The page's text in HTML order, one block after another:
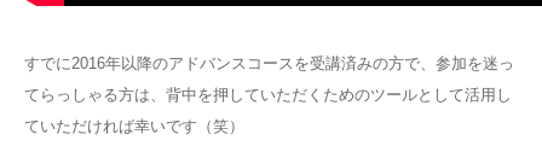
すでに2016年以降のアドバンスコースを受講済みの方で、参加を迷っ
てらっしゃる方は、背中を押していただくためのツールとして活用し
ていただければ幸いです（笑）